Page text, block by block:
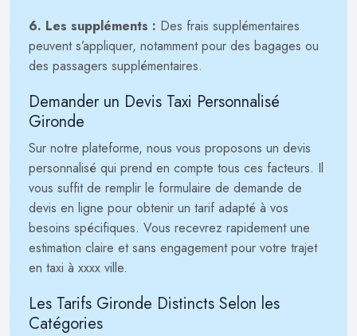
6. Les suppléments : Des frais supplémentaires
peuvent s’appliquer, notamment pour des bagages ou
des passagers supplémentaires.
Demander un Devis Taxi Personnalisé
Gironde
Sur notre plateforme, nous vous proposons un devis
personnalisé qui prend en compte tous ces facteurs. Il
vous suffit de remplir le formulaire de demande de
devis en ligne pour obtenir un tarif adapté à vos
besoins spécifiques. Vous recevrez rapidement une
estimation claire et sans engagement pour votre trajet
en taxi à xxxx ville.
Les Tarifs Gironde Distincts Selon les
Catégories